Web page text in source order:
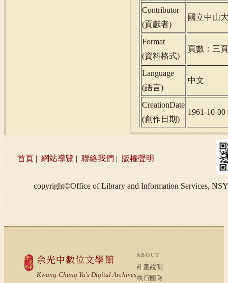
Contributor
(貢獻者)
國立中山
Format
(資料格式)
頁數：三頁
Language
(語言)
中文
CreationDate
(創作日期)
1961-10-00
首頁 | 網站導覽 | 聯絡我們 | 版權聲明
copyright©Office of Library and Information Services,
余光中數位文學館
Kwang-Chung Yu's Digital Archives
ABOUT
計畫說明
執行團隊